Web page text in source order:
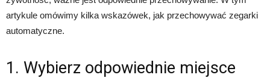
artykule omówimy kilka wskazówek, jak przechowywać zegarki
automatyczne.
1. Wybierz odpowiednie miejsce